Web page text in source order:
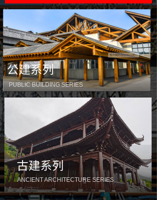
ANCIENT ARCHITECTURE SERIES
古建系列
PUBLIC BUILDING SERIES
公建系列